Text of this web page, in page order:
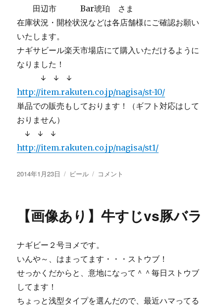
田辺市 Bar琥珀 さま
在庫状況・開栓状況などは各店舗様にご確認お願い
いたします。
ナギサビール楽天市場店にて購入いただけるように
なりました！
↓ ↓ ↓
http://item.rakuten.co.jp/nagisa/st-10/
単品での販売もしております！（ギフト対応はして
おりません）
↓ ↓ ↓
http://item.rakuten.co.jp/nagisa/st1/
投
2014年1月23日
カ
ー
ビール
【画
１
っ
て・・・・
ま
だ
だ
コメント
【画像あり】牛すじvs豚バラ
ナギビー２号ヨメです。
いんや～、はまってます・・・ストウブ！
せっかくだからと、意地になって＾＾毎日ストウブ
してます！
ちょっと浅型タイプを選んだので、最近ハマってる